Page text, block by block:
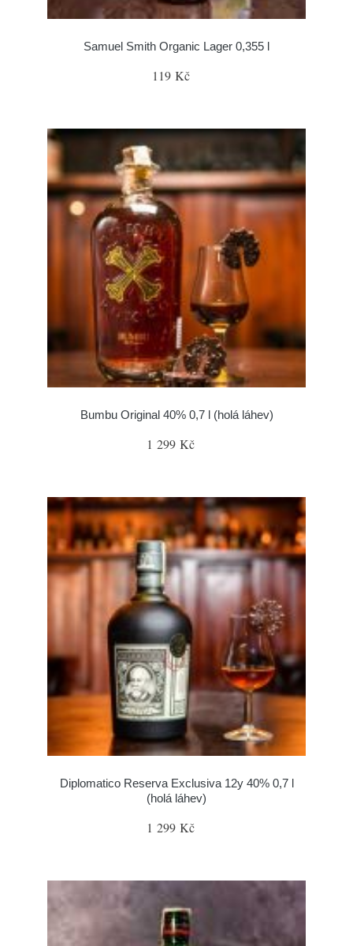
Samuel Smith Organic Lager 0,355 l
119 Kč
Bumbu Original 40% 0,7 l (holá láhev)
1 299 Kč
Diplomatico Reserva Exclusiva 12y 40% 0,7 l
(holá láhev)
1 299 Kč